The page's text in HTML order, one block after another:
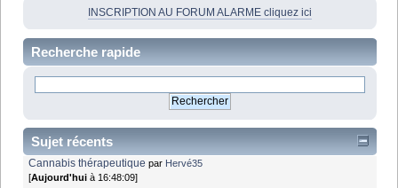
INSCRIPTION AU FORUM ALARME cliquez ici
Recherche rapide
Sujet récents
Cannabis thérapeutique par Hervé35
[Aujourd'hui à 16:48:09]